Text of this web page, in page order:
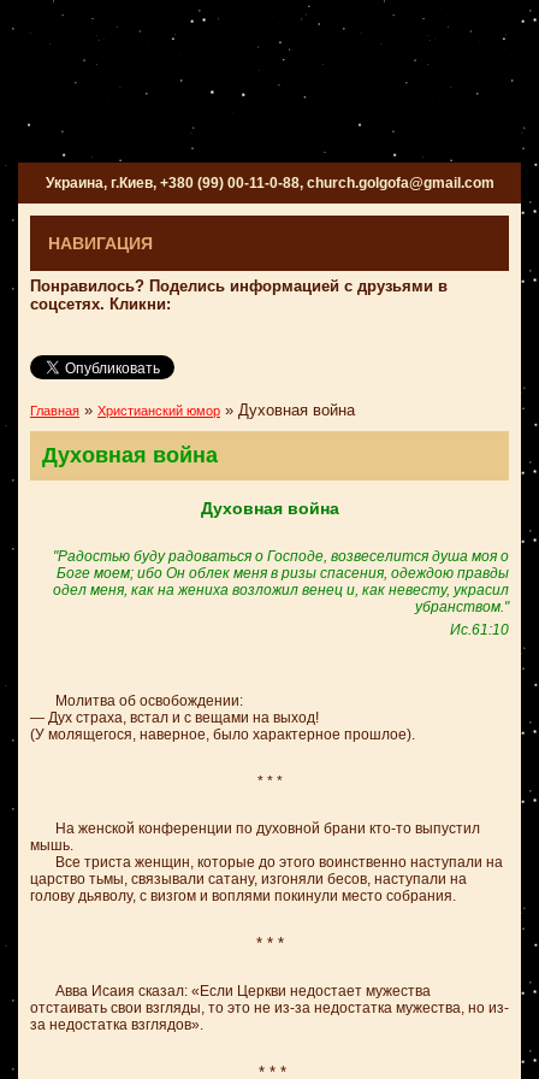
Украина, г.Киев, +380 (99) 00-11-0-88, church.golgofa@gmail.com
НАВИГАЦИЯ
Понравилось? Поделись информацией с друзьями в
соцсетях. Кликни:
Главная » Христианский юмор » Духовная война
Духовная война
Духовная война
"Радостью буду радоваться о Господе, возвеселится душа моя о
Боге моем; ибо Он облек меня в ризы спасения, одеждою правды
одел меня, как на жениха возложил венец и, как невесту, украсил
убранством."
Ис.61:10
Молитва об освобождении:
— Дух страха, встал и с вещами на выход!
(У молящегося, наверное, было характерное прошлое).
* * *
На женской конференции по духовной брани кто-то выпустил
мышь.
Все триста женщин, которые до этого воинственно наступали на
царство тьмы, связывали сатану, изгоняли бесов, наступали на
голову дьяволу, с визгом и воплями покинули место собрания.
* * *
Авва Исаия сказал: «Если Церкви недостает мужества
отстаивать свои взгляды, то это не из-за недостатка мужества, но из-
за недостатка взглядов».
* * *